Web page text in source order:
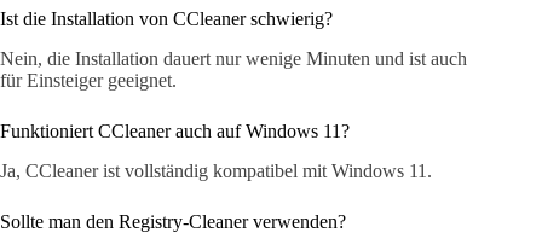
Ist die Installation von CCleaner schwierig?
Nein, die Installation dauert nur wenige Minuten und ist auch
für Einsteiger geeignet.
Funktioniert CCleaner auch auf Windows 11?
Ja, CCleaner ist vollständig kompatibel mit Windows 11.
Sollte man den Registry-Cleaner verwenden?